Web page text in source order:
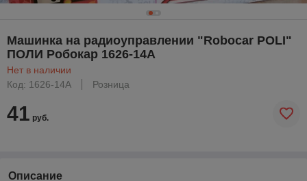
Машинка на радиоуправлении "Robocar POLI"
ПОЛИ Робокар 1626-14A
Нет в наличии
Код: 1626-14A
Розница
41 руб.
Описание